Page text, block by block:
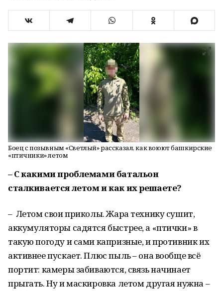
Боец с позывным «Светлый» рассказал, как воюют башкирские
«птичники» летом
– С какими проблемами батальон
сталкивается летом и как их решаете?
– Летом свои приколы. Жара технику сушит,
аккумуляторы садятся быстрее, а «птички» в
такую погоду и сами капризные, и противник их
активнее пускает. Плюс пыль – она вообще всё
портит: камеры забиваются, связь начинает
прыгать. Ну и маскировка летом другая нужна –